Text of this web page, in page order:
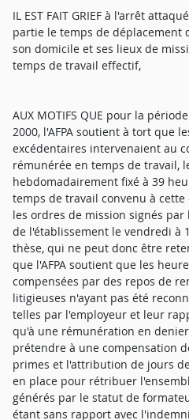
IL EST FAIT GRIEF à l'arrêt
partie le temps de déplacement
son domicile et ses lieux de
temps de travail effectif,
AUX MOTIFS QUE pour la
2000, l'AFPA soutient à tort que
excédentaires intervenaient au
rémunérée en temps de travail,
hebdomadairement fixé à 39
temps de travail convenu à
les ordres de mission signés
de l'établissement le vendredi à
thèse, qui ne peut donc être
que l'AFPA soutient que les
compensées par des repos de
litigieuses n'ayant pas été
telles par l'employeur et leur
qu'à une rémunération en
prétendre à une compensation
primes et l'attribution de jours
en place pour rétribuer
générés par le statut de
étant sans rapport avec